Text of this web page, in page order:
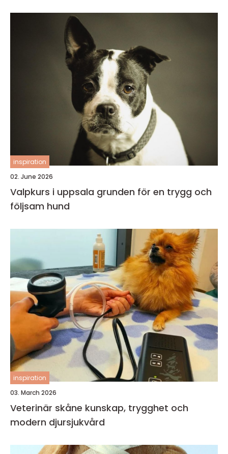
inspiration
02. June 2026
Valpkurs i uppsala grunden för en trygg och
följsam hund
inspiration
03. March 2026
Veterinär skåne kunskap, trygghet och
modern djursjukvård